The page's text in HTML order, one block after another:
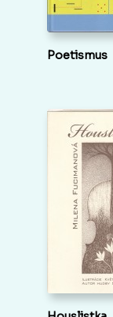
Poetismus